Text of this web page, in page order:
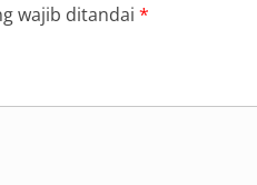
wajib ditandai *